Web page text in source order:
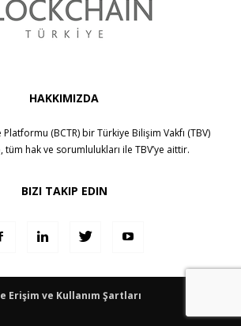
HAKKIMIZDA
(BCTR) birTürkiye Bilişim Vakfı (TBV)
tüm hak ve sorumlulukları ile TBV’ye aittir.
BIZI TAKIP EDIN
Erişim ve Kullanım Şartları